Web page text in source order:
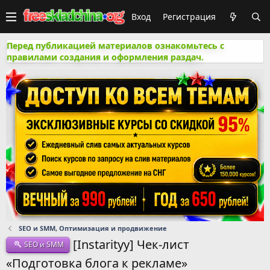
Вход Регистрация
Перед публикацией материалов ознакомьтесь с
правилами создания и оформления раздач.
SEO и SMM, Оптимизация и продвижение
SEO и SMM
[Instarityy] Чек-лист
«Подготовка блога к рекламе»